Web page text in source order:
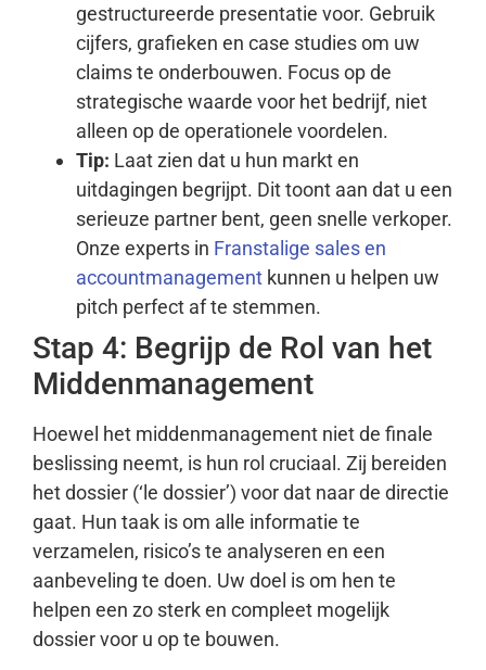
gestructureerde presentatie voor. Gebruik
cijfers, grafieken en case studies om uw
claims te onderbouwen. Focus op de
strategische waarde voor het bedrijf, niet
alleen op de operationele voordelen.
Tip: Laat zien dat u hun markt en
uitdagingen begrijpt. Dit toont aan dat u een
serieuze partner bent, geen snelle verkoper.
Onze experts in Franstalige sales en
accountmanagement kunnen u helpen uw
pitch perfect af te stemmen.
Stap 4: Begrijp de Rol van het
Middenmanagement
Hoewel het middenmanagement niet de finale
beslissing neemt, is hun rol cruciaal. Zij bereiden
het dossier (‘le dossier’) voor dat naar de directie
gaat. Hun taak is om alle informatie te
verzamelen, risico’s te analyseren en een
aanbeveling te doen. Uw doel is om hen te
helpen een zo sterk en compleet mogelijk
dossier voor u op te bouwen.